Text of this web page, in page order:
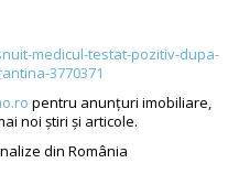
medicul-testat-pozitiv-dupa-
3770371
pentru anunțuri imobiliare,
noi știri și articole.
din România